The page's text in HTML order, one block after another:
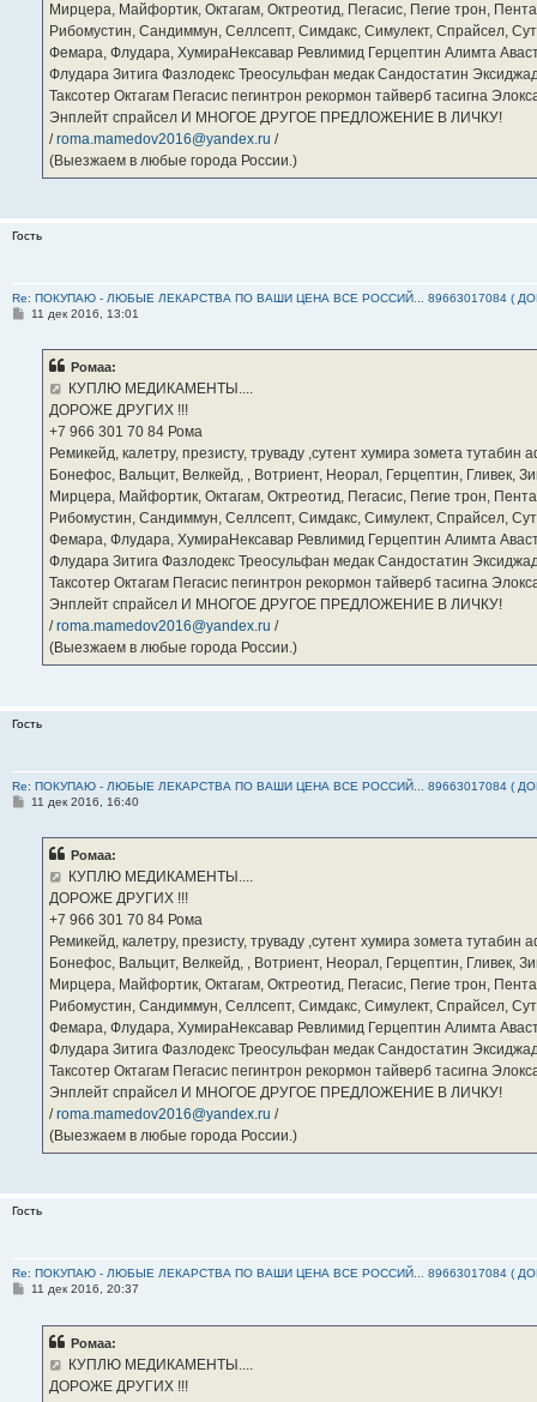
Мирцера, Майфортик, Октагам, Октреотид, Пегасис, Пегие трон,
Рибомустин, Сандиммун, Селлсепт, Симдакс, Симулект, Спрайсел,
Фемара, Флудара, ХумираНексавар Ревлимид Герцептин Алимта
Флудара Зитига Фазлодекс Треосульфан медак Сандостатин
Таксотер Октагам Пегасис пегинтрон рекормон тайверб тасигна
Энплейт спрайсел И МНОГОЕ ДРУГОЕ ПРЕДЛОЖЕНИЕ В ЛИЧКУ!
/roma.mamedov2016@yandex.ru /
(Выезжаем в любые города России.)
Гость
Re: ПОКУПАЮ - ЛЮБЫЕ ЛЕКАРСТВА ПО ВАШИ ЦЕНА ВСЕ РОССИЙ... 89663017084 (
С11 дек 2016, 13:01
Ромаа:
КУПЛЮ МЕДИКАМЕНТЫ....
ДОРОЖЕ ДРУГИХ !!!
‪+7 966 301 70 84‬ Рома
Ремикейд, калетру, презисту, труваду ,сутент хумира зомета
Бонефос, Вальцит, Велкейд, , Вотриент, Неорал, Герцептин, Гливек,
Мирцера, Майфортик, Октагам, Октреотид, Пегасис, Пегие трон,
Рибомустин, Сандиммун, Селлсепт, Симдакс, Симулект, Спрайсел,
Фемара, Флудара, ХумираНексавар Ревлимид Герцептин Алимта
Флудара Зитига Фазлодекс Треосульфан медак Сандостатин
Таксотер Октагам Пегасис пегинтрон рекормон тайверб тасигна
Энплейт спрайсел И МНОГОЕ ДРУГОЕ ПРЕДЛОЖЕНИЕ В ЛИЧКУ!
/roma.mamedov2016@yandex.ru /
(Выезжаем в любые города России.)
Гость
Re: ПОКУПАЮ - ЛЮБЫЕ ЛЕКАРСТВА ПО ВАШИ ЦЕНА ВСЕ РОССИЙ... 89663017084 (
С11 дек 2016, 16:40
Ромаа:
КУПЛЮ МЕДИКАМЕНТЫ....
ДОРОЖЕ ДРУГИХ !!!
‪+7 966 301 70 84‬ Рома
Ремикейд, калетру, презисту, труваду ,сутент хумира зомета
Бонефос, Вальцит, Велкейд, , Вотриент, Неорал, Герцептин, Гливек,
Мирцера, Майфортик, Октагам, Октреотид, Пегасис, Пегие трон,
Рибомустин, Сандиммун, Селлсепт, Симдакс, Симулект, Спрайсел,
Фемара, Флудара, ХумираНексавар Ревлимид Герцептин Алимта
Флудара Зитига Фазлодекс Треосульфан медак Сандостатин
Таксотер Октагам Пегасис пегинтрон рекормон тайверб тасигна
Энплейт спрайсел И МНОГОЕ ДРУГОЕ ПРЕДЛОЖЕНИЕ В ЛИЧКУ!
/roma.mamedov2016@yandex.ru /
(Выезжаем в любые города России.)
Гость
Re: ПОКУПАЮ - ЛЮБЫЕ ЛЕКАРСТВА ПО ВАШИ ЦЕНА ВСЕ РОССИЙ... 89663017084 (
С11 дек 2016, 20:37
Ромаа:
КУПЛЮ МЕДИКАМЕНТЫ....
ДОРОЖЕ ДРУГИХ !!!